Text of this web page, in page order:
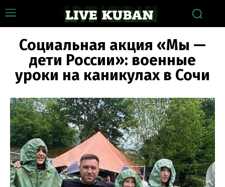
Социальная акция «Мы —
дети России»: военные
уроки на каникулах в Сочи